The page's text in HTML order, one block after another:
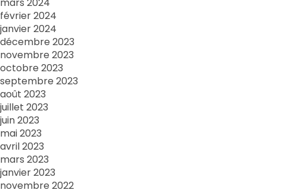
février 2024
janvier 2024
décembre 2023
novembre 2023
octobre 2023
septembre 2023
août 2023
juillet 2023
juin 2023
mai 2023
avril 2023
mars 2023
janvier 2023
novembre 2022